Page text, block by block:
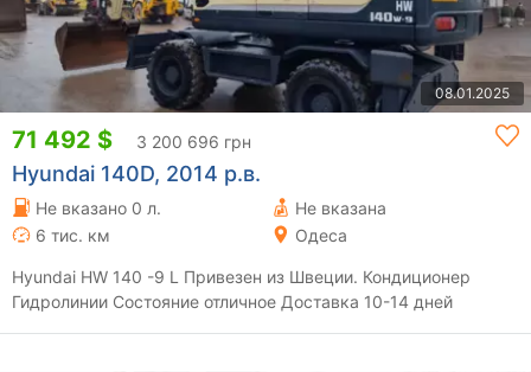
08.01.2025
71 492 $ 3 200 696 грн
Hyundai 140D, 2014 р.в.
Не вказано 0 л.
Не вказана
6 тис. км
Одеса
Hyundai HW 140 -9 L Привезен из Швеции. Кондиционер
Гидролинии Состояние отличное Доставка 10-14 дней